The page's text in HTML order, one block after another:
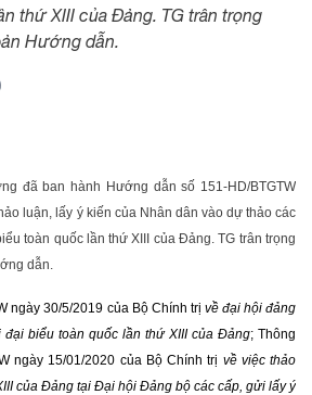
thứ XIII của Đảng. TG trân trọng
Hướng dẫn.
đã ban hành Hướng dẫn số 151-HD/BTGTW
luận, lấy ý kiến của Nhân dân vào dự thảo các
toàn quốc lần thứ XIII của Đảng. TG trân trọng
dẫn.
ngày 30/5/2019 của Bộ Chính trị về đại hội đảng
biểu toàn quốc lần thứ XIII của Đảng; Thông
ngày 15/01/2020 của Bộ Chính trị về việc thảo
của Đảng tại Đại hội Đảng bộ các cấp, gửi lấy ý